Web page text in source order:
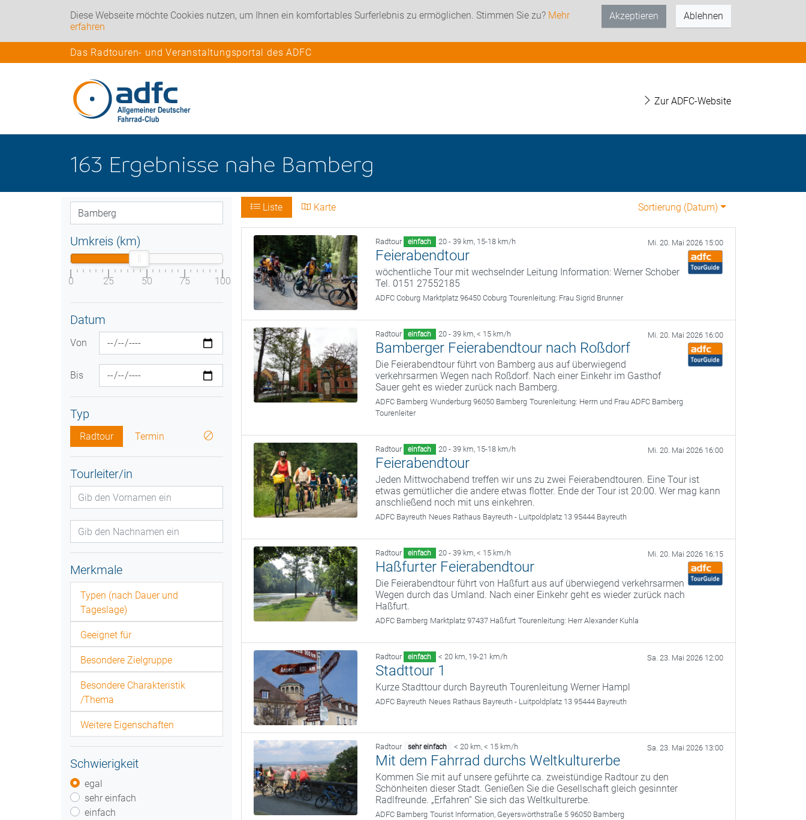
Diese Webseite möchte Cookies nutzen, um Ihnen ein komfortables Surferlebnis zu ermöglichen. Stimmen Sie zu? Mehr
erfahren
Akzeptieren Ablehnen
Das Radtouren- und Veranstaltungsportal des ADFC
Zur ADFC-Website
163 Ergebnisse nahe Bamberg
Umkreis (km)
0 25 50 75 100
Datum
Von
Bis
Typ
Radtour Termin
Tourleiter/in
Merkmale
Typen (nach Dauer und
Tageslage)
Geeignet für
Besondere Zielgruppe
Besondere Charakteristik
/Thema
Weitere Eigenschaften
Schwierigkeit
egal
sehr einfach
einfach
Liste Karte Sortierung (Datum)
Radtour einfach 20 - 39 km, 15-18 km/h Mi. 20. Mai 2026 15:00
Feierabendtour
wöchentliche Tour mit wechselnder Leitung Information: Werner Schober
Tel. 0151 27552185
ADFC Coburg Marktplatz 96450 Coburg Tourenleitung: Frau Sigrid Brunner
Radtour einfach 20 - 39 km, < 15 km/h Mi. 20. Mai 2026 16:00
Bamberger Feierabendtour nach Roßdorf
Die Feierabendtour führt von Bamberg aus auf überwiegend
verkehrsarmen Wegen nach Roßdorf. Nach einer Einkehr im Gasthof
Sauer geht es wieder zurück nach Bamberg.
ADFC Bamberg Wunderburg 96050 Bamberg Tourenleitung: Herrn und Frau ADFC Bamberg
Tourenleiter
Radtour einfach 20 - 39 km, 15-18 km/h Mi. 20. Mai 2026 16:00
Feierabendtour
Jeden Mittwochabend treffen wir uns zu zwei Feierabendtouren. Eine Tour ist
etwas gemütlicher die andere etwas flotter. Ende der Tour ist 20:00. Wer mag kann
anschließend noch mit uns einkehren.
ADFC Bayreuth Neues Rathaus Bayreuth - Luitpoldplatz 13 95444 Bayreuth
Radtour einfach 20 - 39 km, < 15 km/h Mi. 20. Mai 2026 16:15
Haßfurter Feierabendtour
Die Feierabendtour führt von Haßfurt aus auf überwiegend verkehrsarmen
Wegen durch das Umland. Nach einer Einkehr geht es wieder zurück nach
Haßfurt.
ADFC Bamberg Marktplatz 97437 Haßfurt Tourenleitung: Herr Alexander Kuhla
Radtour einfach < 20 km, 19-21 km/h Sa. 23. Mai 2026 12:00
Stadttour 1
Kurze Stadttour durch Bayreuth Tourenleitung Werner Hampl
ADFC Bayreuth Neues Rathaus Bayreuth - Luitpoldplatz 13 95444 Bayreuth
Radtour sehr einfach < 20 km, < 15 km/h Sa. 23. Mai 2026 13:00
Mit dem Fahrrad durchs Weltkulturerbe
Kommen Sie mit auf unsere geführte ca. zweistündige Radtour zu den
Schönheiten dieser Stadt. Genießen Sie die Gesellschaft gleich gesinnter
Radlfreunde. „Erfahren“ Sie sich das Weltkulturerbe.
ADFC Bamberg Tourist Information, Geyerswörthstraße 5 96050 Bamberg